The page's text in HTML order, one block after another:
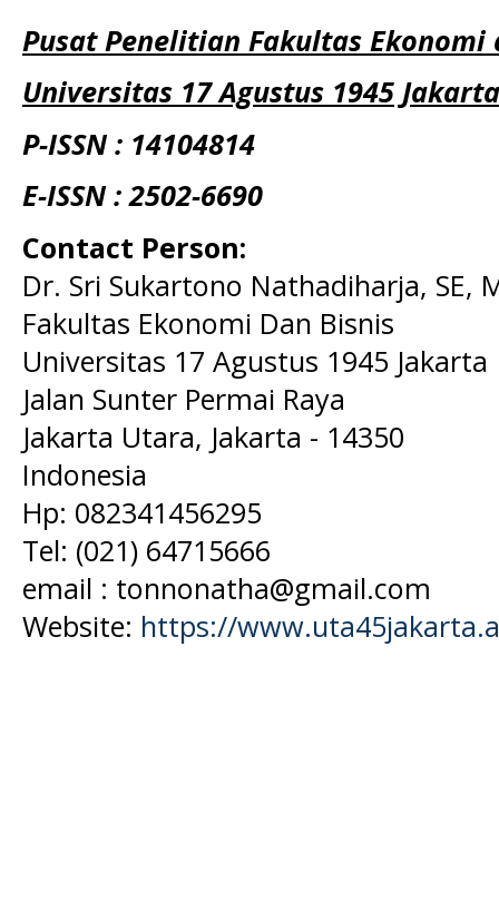
Pusat Penelitian Fakultas Ekonomi
Universitas 17 Agustus 1945 Jakarta
P-ISSN : 14104814
E-ISSN : 2502-6690
Contact Person:
Dr. Sri Sukartono Nathadiharja, SE,
Fakultas Ekonomi Dan Bisnis
Universitas 17 Agustus 1945 Jakarta
Jalan Sunter Permai Raya
Jakarta Utara, Jakarta - 14350
Indonesia
Hp: 082341456295
Tel: (021) 64715666
email : tonnonatha@gmail.com
Website: https://